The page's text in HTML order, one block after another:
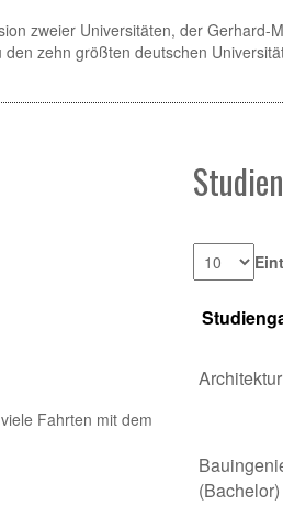
zweier Universitäten, der
zehn größten deutschen
Fahrten mit dem
(Bachelor)